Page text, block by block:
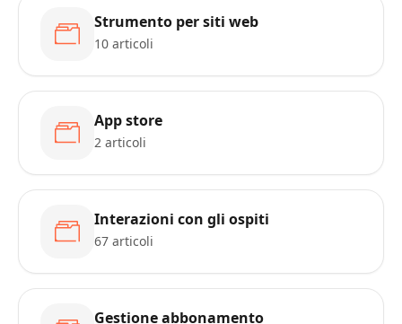
Strumento per siti web
10 articoli
App store
2 articoli
Interazioni con gli ospiti
67 articoli
Gestione abbonamento